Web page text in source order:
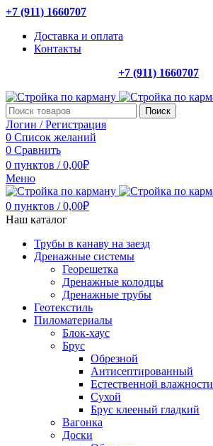
+7 (911) 1660707
Доставка и оплата
Контакты
+7 (911) 1660707
Поиск
Логин / Регистрация
0 Список желаний
0 Сравнить
0 пунктов / 0,00₽
Меню
0 пунктов / 0,00₽
Наш каталог
Трубы в канаву на заезд
Дренажные системы
Георешетка
Дренажные колодцы
Дренажные трубы
Геотекстиль
Пиломатериалы
Блок-хаус
Брус
Обрезной
Антисептированный
Естественной влажности
Сухой
Брус клееный гладкий
Вагонка
Доски